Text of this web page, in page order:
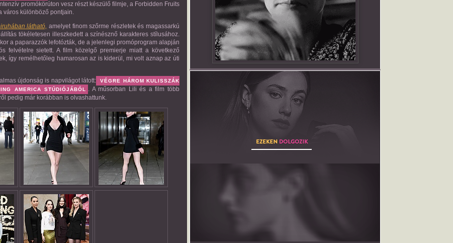
THE MANNEQUIN
promókörúton vesz részt készülő filmje, a Forbidden Fruits
város különböző pontjain.
látható, amelyet finom szőrme részletek és magassarkú
tökéletesen illeszkedett a színésznő karakteres stílusához.
a paparazzók lefotózták, de a jelenlegi promóprogram alapján
felvételre sietett. A film közelgő premierje miatt a következő
így remélhetőleg hamarosan az is kiderül, mi volt aznap az úti
újdonság is napvilágot látott:
VÉGRE HÁROM KULISSZÁK
AMERICA STÚDIÓJÁBÓL
. A műsorban Lili és a film több
pedig már korábban is olvashattunk.